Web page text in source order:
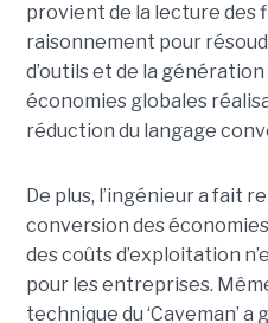
provient de la lecture des
raisonnement pour
d’outils et de la
économies globales
réduction du langage
De plus, l’ingénieur a fait
conversion des
des coûts d’exploitation
pour les entreprises.
technique du ‘Caveman’